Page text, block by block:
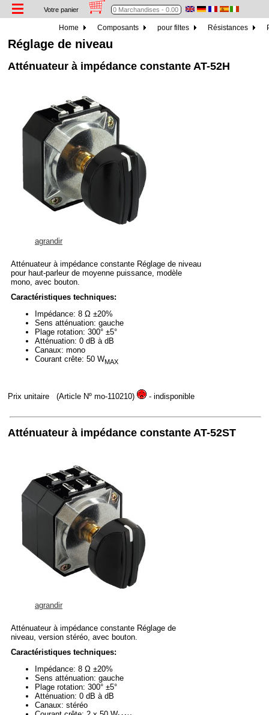
Votre panier
Home Composants pour filtes Résistances
Réglage de niveau
Atténuateur à impédance constante AT-52H
agrandir
Atténuateur à impédance constante Réglage de niveau
pour haut-parleur de moyenne puissance, modèle
mono, avec bouton.
Caractéristiques techniques:
Impédance: 8 Ω ±20%
Sens atténuation: gauche
Plage rotation: 300° ±5°
Atténuation: 0 dB à dB
Canaux: mono
Courant crête: 50 WMAX
Prix unitaire (Article Nº mo-110210) - indisponible
Atténuateur à impédance constante AT-52ST
agrandir
Atténuateur à impédance constante Réglage de
niveau, version stéréo, avec bouton.
Caractéristiques techniques:
Impédance: 8 Ω ±20%
Sens atténuation: gauche
Plage rotation: 300° ±5°
Atténuation: 0 dB à dB
Canaux: stéréo